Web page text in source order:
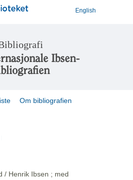
English
Ibsen-
Om bibliografien
/ Henrik Ibsen ; med